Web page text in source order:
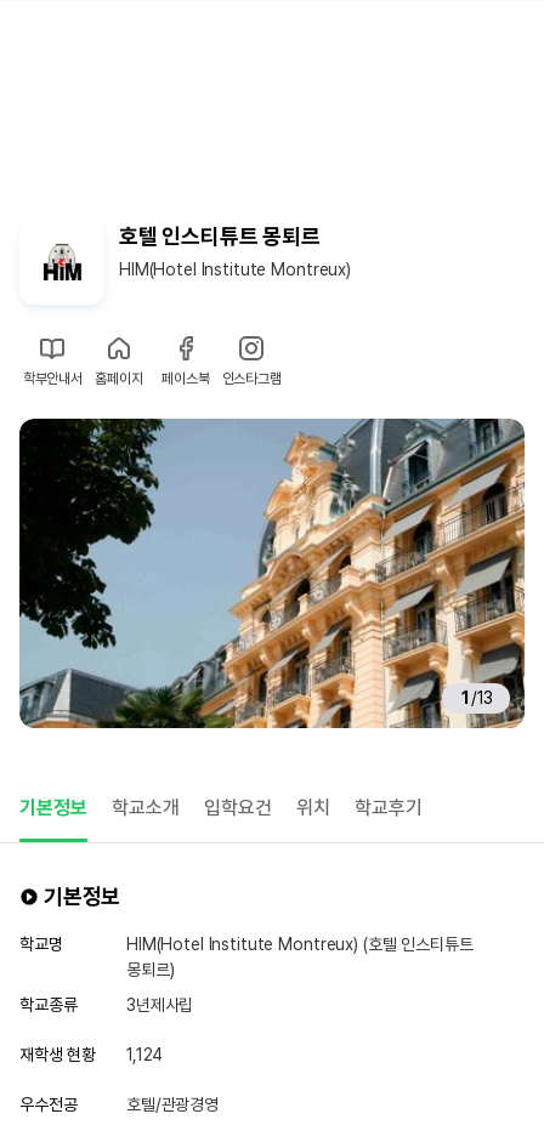
호텔 인스티튜트 몽퇴르
HIM(Hotel Institute Montreux)
학부안내서 홈페이지 페이스북 인스타그램
1 /13
기본정보 학교소개 입학요건 위치 학교후기
기본정보
학교명
HIM(Hotel Institute Montreux) (호텔 인스티튜트
몽퇴르)
학교종류
3년제사립
재학생 현황 1,124
우수전공 호텔/관광경영